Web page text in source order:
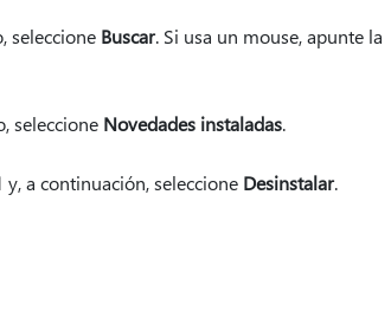
seleccione Buscar. Si usa un mouse, apunte la
seleccione Novedades instaladas.
y, a continuación, seleccione Desinstalar.